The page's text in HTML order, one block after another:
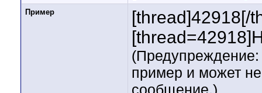
Пример
[thread]42918[/
пример и может
сообщение.)